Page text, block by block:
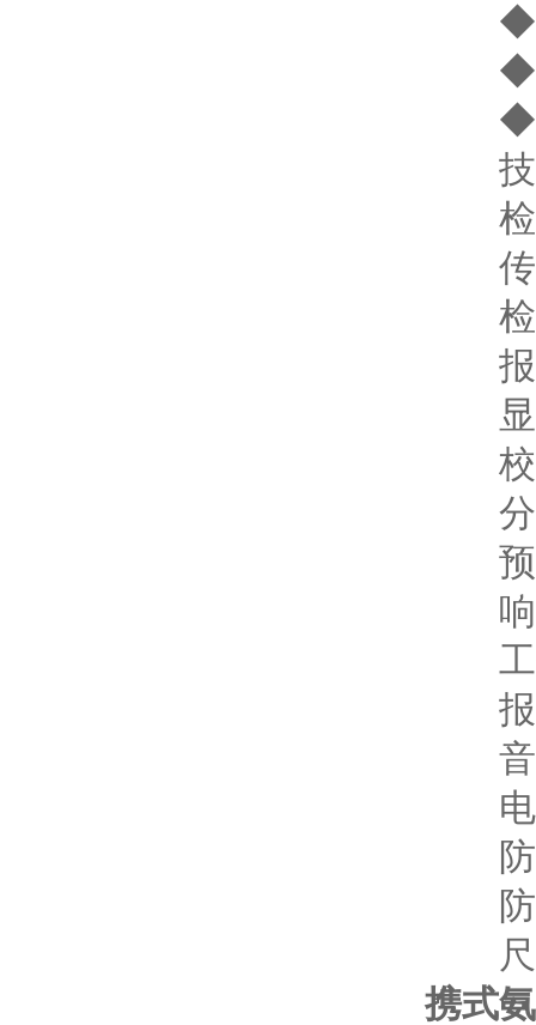
◆ 简
◆ 传
◆ 频
技
检
传
检
报警
显
校
分
预
响
工
报警
音频
电
防
防
尺寸
携式